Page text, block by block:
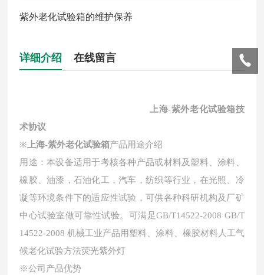
紫外老化试验箱的维护保养
详细介绍 在线留言
上海-紫外老化试验箱技
术协议
※ 上海-紫外老化试验箱产品用途介绍
用途：本设备适用于考核各种产品或材料及塑料、涂料、
橡胶、油漆，石油化工，汽车，纺织等行业，在光照、冷
凝等环境条件下的适应性试验，可供各种科研机构及厂矿
中心试验室做可靠性试验。可满足GB/T14522-2008 GB/T
14522-2008 机械工业产品用塑料、涂料、橡胶材料人工气
候老化试验方法荧光紫外灯
※公司产品优势